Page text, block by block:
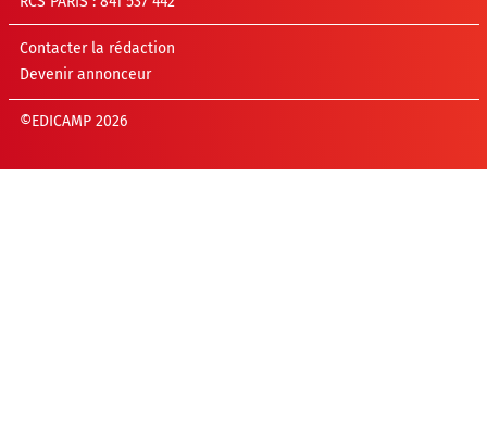
Contacter la rédaction
Devenir annonceur
©EDICAMP 2026